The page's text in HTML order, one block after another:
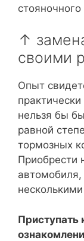
↑
своими
Опыт
нельзя бы
равной
тормозных
Приобрести
Приступать